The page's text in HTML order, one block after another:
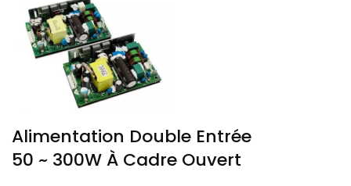
Alimentation Double Entrée
50 ~ 300W À Cadre Ouvert